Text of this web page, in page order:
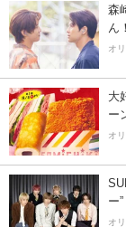
森
ん！
オ
大
ー
オ
ー”
オ